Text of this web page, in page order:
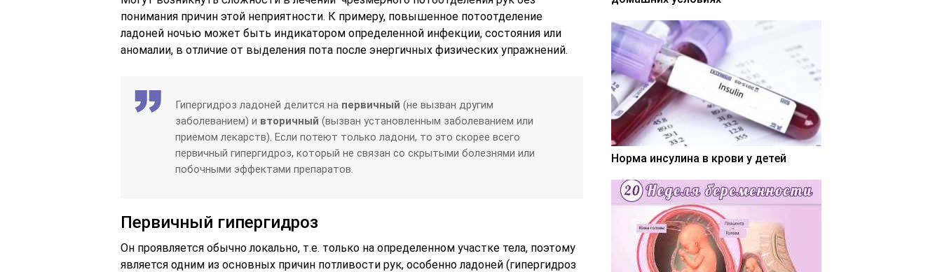
понимания причин этой неприятности. К примеру, повышенное потоотделение
ладоней ночью может быть индикатором определенной инфекции, состояния или
аномалии, в отличие от выделения пота после энергичных физических упражнений.
Гипергидроз ладоней делится на первичный (не вызван другим
заболеванием) и вторичный (вызван установленным заболеванием или
приемом лекарств). Если потеют только ладони, то это скорее всего
первичный гипергидроз, который не связан со скрытыми болезнями или
побочными эффектами препаратов.
Первичный гипергидроз
Он проявляется обычно локально, т.е. только на определенном участке тела, поэтому
является одним из основных причин потливости рук, особенно ладоней (гипергидроз
Норма инсулина в крови у детей